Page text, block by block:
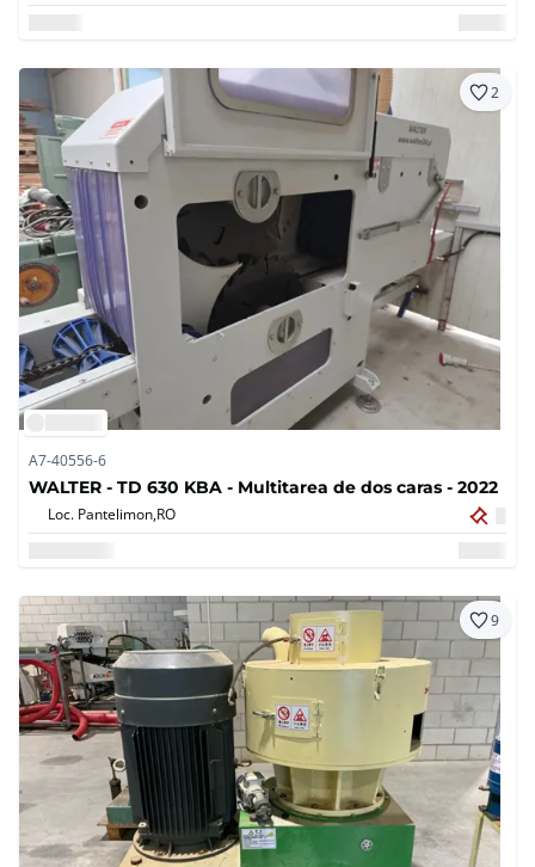
2
A7-40556-6
WALTER - TD 630 KBA - Multitarea de dos caras - 2022
Loc. Pantelimon,RO
9